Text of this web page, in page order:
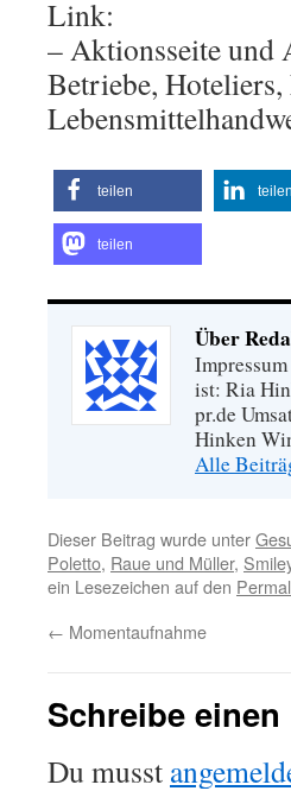
Link:
– Aktionsseite und
Betriebe,
teilen teilen
teilen
Über
ist: Ria
pr.de
Hinken
Alle
Dieser Beitrag wurde unter
Poletto, Raue und Müller,
ein Lesezeichen auf den
← Momentaufnahme
Schreibe
Du musst